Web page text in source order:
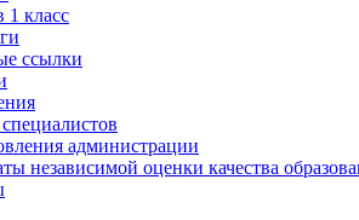
класс
ссылки
администрации
независимой оценки качества